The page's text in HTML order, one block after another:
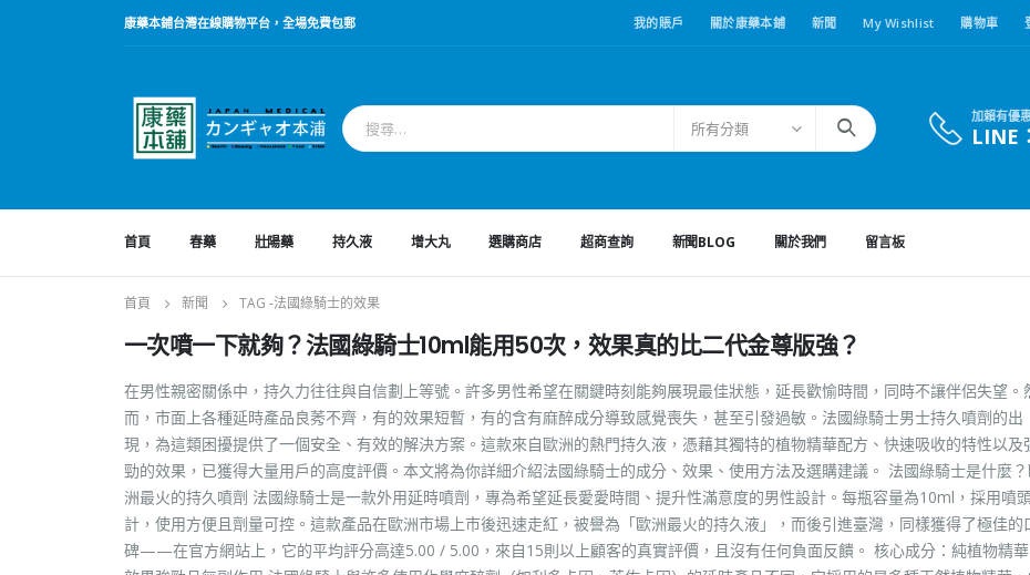
康藥本鋪台灣在線購物平台，全場免費包郵 我的賬戶 關於康藥本鋪 新聞 My Wishlist 購物車
所有分類
加賴有優
LINE
首頁 春藥 壯陽藥 持久液 增大丸 選購商店 超商查詢 新聞BLOG 關於我們 留言板
首頁 新聞 TAG -法國綠騎士的效果
一次噴一下就夠？法國綠騎士10ml能用50次，效果真的比二代金尊版強？
在男性親密關係中，持久力往往與自信劃上等號。許多男性希望在關鍵時刻能夠展現最佳狀態，延長歡愉時間，同時不讓伴侶失望。
而，市面上各種延時產品良莠不齊，有的效果短暫，有的含有麻醉成分導致感覺喪失，甚至引發過敏。法國綠騎士男士持久噴劑的出
現，為這類困擾提供了一個安全、有效的解決方案。這款來自歐洲的熱門持久液，憑藉其獨特的植物精華配方、快速吸收的特性以及
勁的效果，已獲得大量用戶的高度評價。本文將為你詳細介紹法國綠騎士的成分、效果、使用方法及選購建議。 法國綠騎士是什麼
洲最火的持久噴劑 法國綠騎士是一款外用延時噴劑，專為希望延長愛愛時間、提升性滿意度的男性設計。每瓶容量為10ml，採用噴
計，使用方便且劑量可控。這款產品在歐洲市場上市後迅速走紅，被譽為「歐洲最火的持久液」，而後引進臺灣，同樣獲得了極佳的
碑——在官方網站上，它的平均評分高達5.00 / 5.00，來自15則以上顧客的真實評價，且沒有任何負面反饋。 核心成分：純植物精華